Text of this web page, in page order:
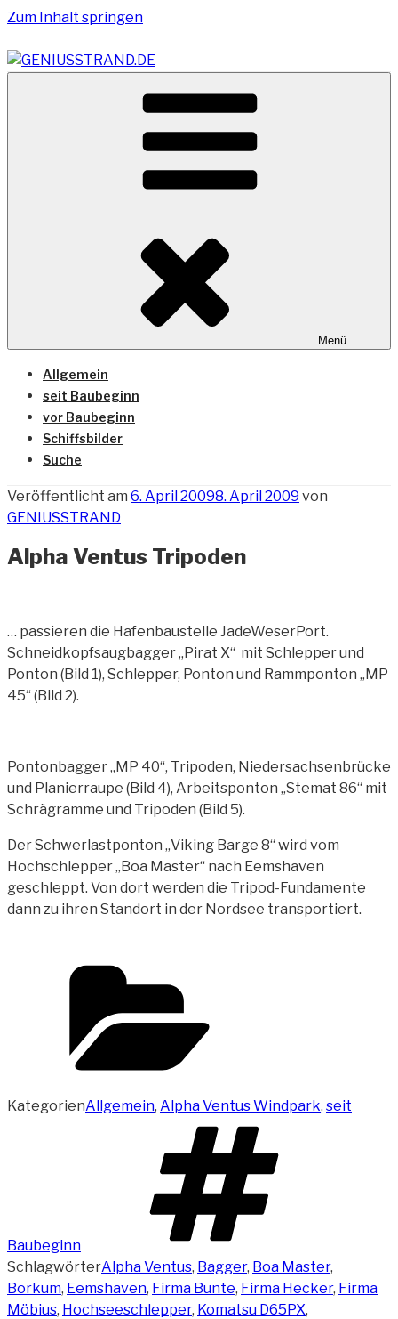
Zum Inhalt springen
GENIUSSTRAND.DE
Vom Geniusstrand zum JadeWeserPort/Container
Terminal Wilhelmshaven
Menü
Allgemein
seit Baubeginn
vor Baubeginn
Schiffsbilder
Suche
Veröffentlicht am 6. April 20098. April 2009 von
GENIUSSTRAND
Alpha Ventus Tripoden
… passieren die Hafenbaustelle JadeWeserPort.
Schneidkopfsaugbagger „Pirat X“ mit Schlepper und
Ponton (Bild 1), Schlepper, Ponton und Rammponton „MP
45“ (Bild 2).
Pontonbagger „MP 40“, Tripoden, Niedersachsenbrücke
und Planierraupe (Bild 4), Arbeitsponton „Stemat 86“ mit
Schrägramme und Tripoden (Bild 5).
Der Schwerlastponton „Viking Barge 8“ wird vom
Hochschlepper „Boa Master“ nach Eemshaven
geschleppt. Von dort werden die Tripod-Fundamente
dann zu ihren Standort in der Nordsee transportiert.
KategorienAllgemein, Alpha Ventus Windpark, seit
Baubeginn
SchlagwörterAlpha Ventus, Bagger, Boa Master,
Borkum, Eemshaven, Firma Bunte, Firma Hecker, Firma
Möbius, Hochseeschlepper, Komatsu D65PX,